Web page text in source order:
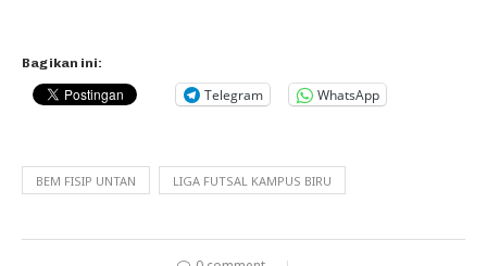
Bagikan ini:
Telegram WhatsApp
BEM FISIP UNTAN LIGA FUTSAL KAMPUS BIRU